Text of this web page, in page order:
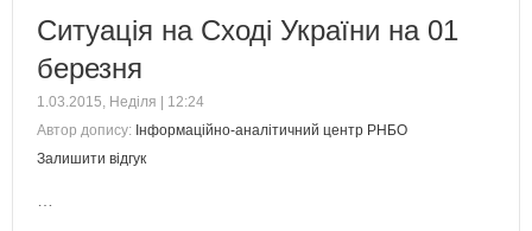
Ситуація на Сході України на 01
березня
1.03.2015, Неділя | 12:24
Автор допису: Інформаційно-аналітичний центр РНБО
Залишити відгук